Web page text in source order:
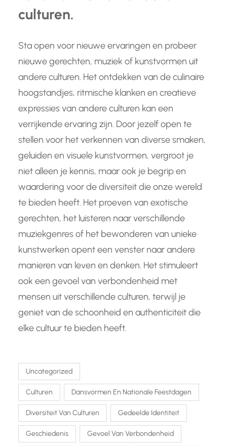
culturen.
Sta open voor nieuwe ervaringen en probeer
nieuwe gerechten, muziek of kunstvormen uit
andere culturen. Het ontdekken van de culinaire
hoogstandjes, ritmische klanken en creatieve
expressies van andere culturen kan een
verrijkende ervaring zijn. Door jezelf open te
stellen voor het verkennen van diverse smaken,
geluiden en visuele kunstvormen, vergroot je
niet alleen je kennis, maar ook je begrip en
waardering voor de diversiteit die onze wereld
te bieden heeft. Het proeven van exotische
gerechten, het luisteren naar verschillende
muziekgenres of het bewonderen van unieke
kunstwerken opent een venster naar andere
manieren van leven en denken. Het stimuleert
ook een gevoel van verbondenheid met
mensen uit verschillende culturen, terwijl je
geniet van de schoonheid en authenticiteit die
elke cultuur te bieden heeft.
Uncategorized
Culturen Dansvormen En Nationale Feestdagen
Diversiteit Van Culturen Gedeelde Identiteit
Geschiedenis Gevoel Van Verbondenheid